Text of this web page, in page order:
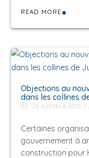
READ MORE
Objections au
dans les collines
28 octobre 2015
Certaines
gouvernement à
construction pour